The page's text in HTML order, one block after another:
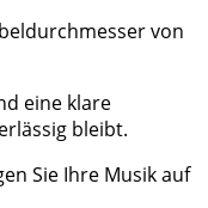
von
eine klare
bleibt.
Sie Ihre Musik auf